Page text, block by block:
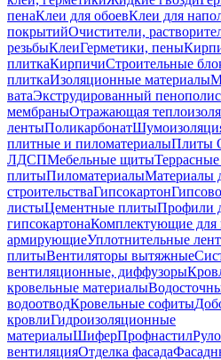
пенаКлеи для обоевКлеи для
покрытийОчистители,
резьбыКлеиГерметики, пены
плиткаКирпичиСтроительные
плиткаИзоляционные материалы
ватаЭкструдированный
мембраныОтражающая
лентыПоликарбонат
плитные и пиломатериалыПлиты
ЛДСПМебельные щиты
плитыПиломатериалыМатериалы
строительстваГипсокартон
листыЦементные плитыПрофили
гипсокартонаКомплектующие для
армирующиеУплотнительные
плитыВентиляторы вытяжные
вентиляционные, диффузоры
кровельные материалы
водоотводКровельные софиты
кровлиГидроизоляционные
материалыШиферПрофнастил
вентиляцияОтделка фасада